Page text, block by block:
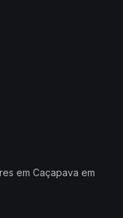
em Caçapava em